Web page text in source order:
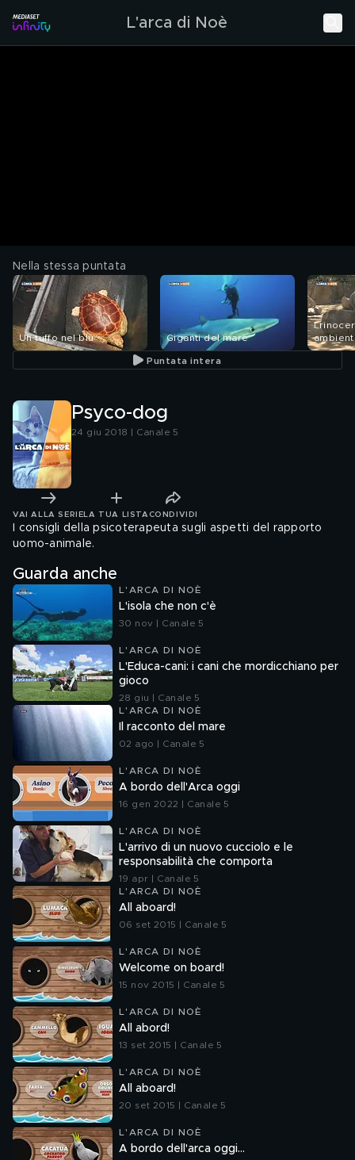
L'arca di Noè
Nella stessa puntata
Un tuffo nel blu Giganti del mare
I
Puntata intera
Psyco-dog
24 giu 2018 | Canale 5
VAI ALLA SERIE LA TUA LISTA CONDIVIDI
I consigli della psicoterapeuta sugli aspetti del rapporto
uomo-animale.
Guarda anche
L'ARCA DI NOÈ
L'isola che non c'è
30 nov | Canale 5
L'ARCA DI NOÈ
L'Educa-cani: i cani che mordicchiano per
gioco
28 giu | Canale 5
L'ARCA DI NOÈ
Il racconto del mare
02 ago | Canale 5
L'ARCA DI NOÈ
A bordo dell'Arca oggi
16 gen 2022 | Canale 5
L'ARCA DI NOÈ
L'arrivo di un nuovo cucciolo e le
responsabilità che comporta
19 apr | Canale 5
L'ARCA DI NOÈ
All aboard!
06 set 2015 | Canale 5
L'ARCA DI NOÈ
Welcome on board!
15 nov 2015 | Canale 5
L'ARCA DI NOÈ
All abord!
13 set 2015 | Canale 5
L'ARCA DI NOÈ
All aboard!
20 set 2015 | Canale 5
L'ARCA DI NOÈ
A bordo dell'arca oggi...